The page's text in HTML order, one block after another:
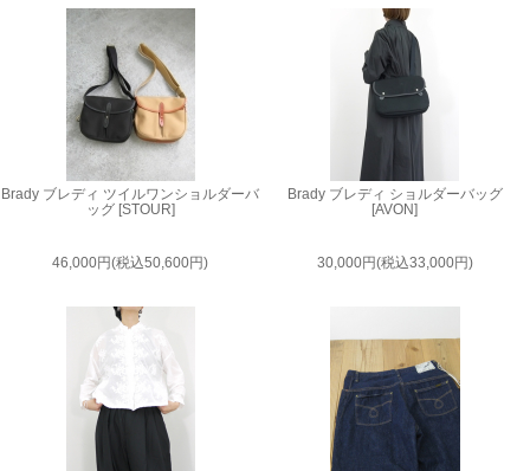
Brady ブレディ ツイルワンショルダーバ
ッグ [STOUR]
46,000円(税込50,600円)
Brady ブレディ ショルダーバッグ
[AVON]
30,000円(税込33,000円)